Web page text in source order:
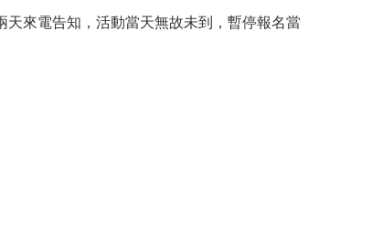
天來電告知，活動當天無故未到，暫停報名當